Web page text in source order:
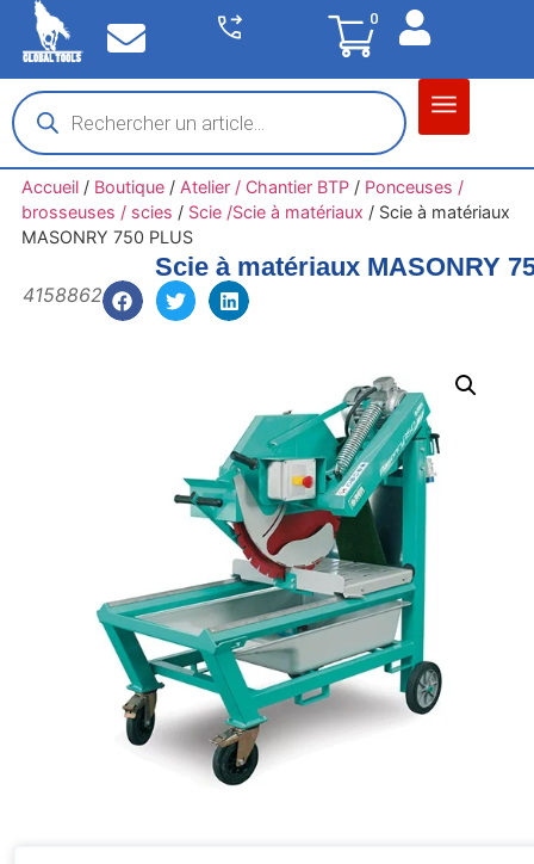
0
Accueil/ Boutique/ Atelier / Chantier BTP/ Ponceuses /
brosseuses / scies / Scie /Scie à matériaux / Scie à matériaux
MASONRY 750 PLUS
Scie à matériaux MASONRY
4158862